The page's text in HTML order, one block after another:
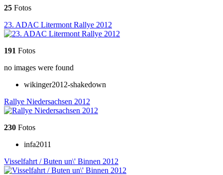
25 Fotos
23. ADAC Litermont Rallye 2012
191 Fotos
no images were found
wikinger2012-shakedown
Rallye Niedersachsen 2012
230 Fotos
infa2011
Visselfahrt / Buten un\' Binnen 2012